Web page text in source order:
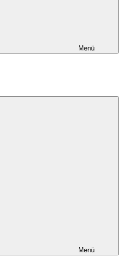
Menü
Menü